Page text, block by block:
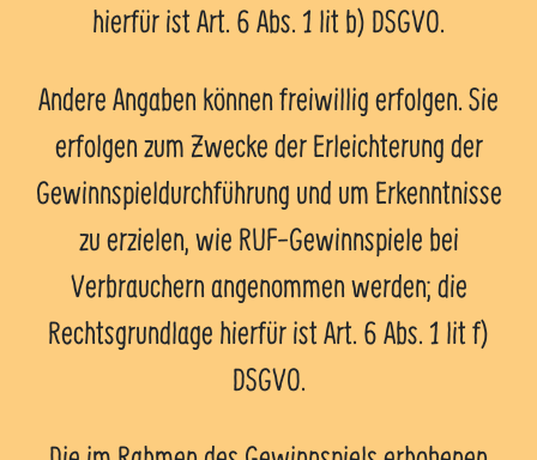
hierfür ist Art. 6 Abs. 1 lit b) DSGVO.
Andere Angaben können freiwillig erfolgen. Sie
erfolgen zum Zwecke der Erleichterung der
Gewinnspieldurchführung und um Erkenntnisse
zu erzielen, wie RUF-Gewinnspiele bei
Verbrauchern angenommen werden; die
Rechtsgrundlage hierfür ist Art. 6 Abs. 1 lit f)
DSGVO.